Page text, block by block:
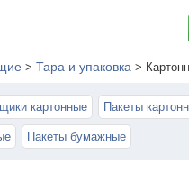
> Тара и упаковка >
картонные Пакеты
Пакеты бумажные